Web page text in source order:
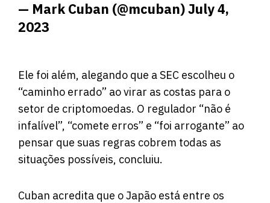
— Mark Cuban (@mcuban)July 4,
2023
Ele foi além, alegando que a SEC escolheu o
“caminho errado” ao virar as costas para o
setor de criptomoedas. O regulador “não é
infalível”, “comete erros” e “foi arrogante” ao
pensar que suas regras cobrem todas as
situações possíveis, concluiu.
Cuban acredita que o Japão está entre os